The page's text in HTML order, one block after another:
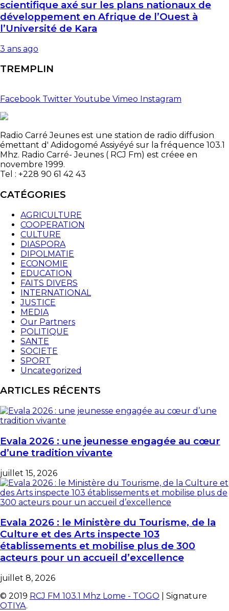
scientifique axé sur les plans nationaux de
développement en Afrique de l’Ouest à
l’Université de Kara
3 ans ago
TREMPLIN
Facebook Twitter Youtube Vimeo Instagram
Radio Carré Jeunes est une station de radio diffusion
émettant d' Adidogomé Assiyéyé sur la fréquence 103.1
Mhz. Radio Carré- Jeunes ( RCJ Fm) est créee en
novembre 1999.
Tel : +228 90 61 42 43
CATÉGORIES
AGRICULTURE
COOPERATION
CULTURE
DIASPORA
DIPOLMATIE
ECONOMIE
EDUCATION
FAITS DIVERS
INTERNATIONAL
JUSTICE
MEDIA
Our Partners
POLITIQUE
SANTE
SOCIETE
SPORT
Uncategorized
ARTICLES RÉCENTS
Evala 2026 : une jeunesse engagée au cœur
d’une tradition vivante
juillet 15, 2026
Evala 2026 : le Ministère du Tourisme, de la
Culture et des Arts inspecte 103
établissements et mobilise plus de 300
acteurs pour un accueil d’excellence
juillet 8, 2026
© 2019 RCJ FM 103.1 Mhz Lome - TOGO | Signature
OTIYA.